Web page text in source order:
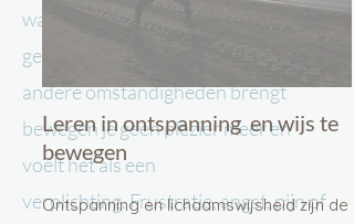
was. Maar nu ben je tot stilstand
gekomen. Door blessure, ziekte of
andere omstandigheden brengt
bewegen je geen plezier meer en
voelt het als een
verplichting.Frustratie, angst, pijn of
Leren in ontspanning en wijs te
bewegen
Ontspanning en lichaamswijsheid zijn de